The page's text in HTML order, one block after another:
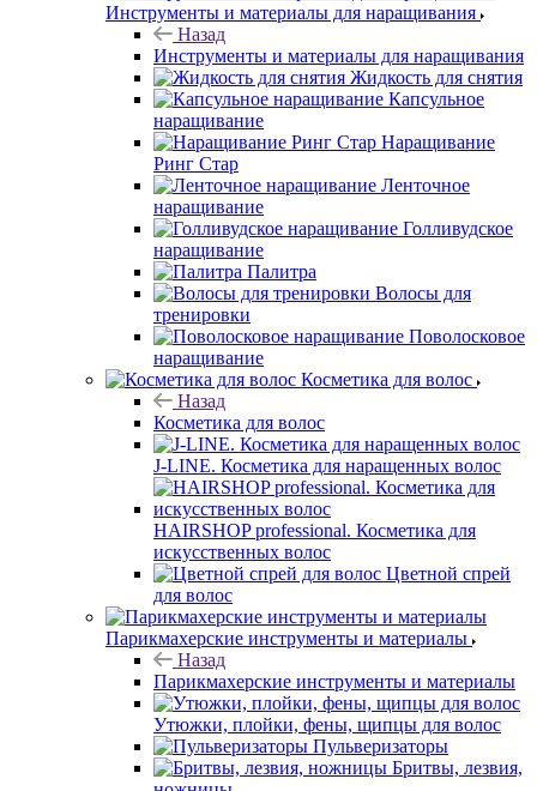
Инструменты и материалы для наращивания
Назад
Инструменты и материалы для наращивания
Жидкость для снятия
Капсульное
наращивание
Наращивание
Ринг Стар
Ленточное
наращивание
Голливудское
наращивание
Палитра
Волосы для
тренировки
Поволосковое
наращивание
Косметика для волос
Назад
Косметика для волос
J-LINE. Косметика для наращенных волос
HAIRSHOP professional. Косметика для
искусственных волос
Цветной спрей
для волос
Парикмахерские инструменты и материалы
Назад
Парикмахерские инструменты и материалы
Утюжки, плойки, фены, щипцы для волос
Пульверизаторы
Бритвы, лезвия,